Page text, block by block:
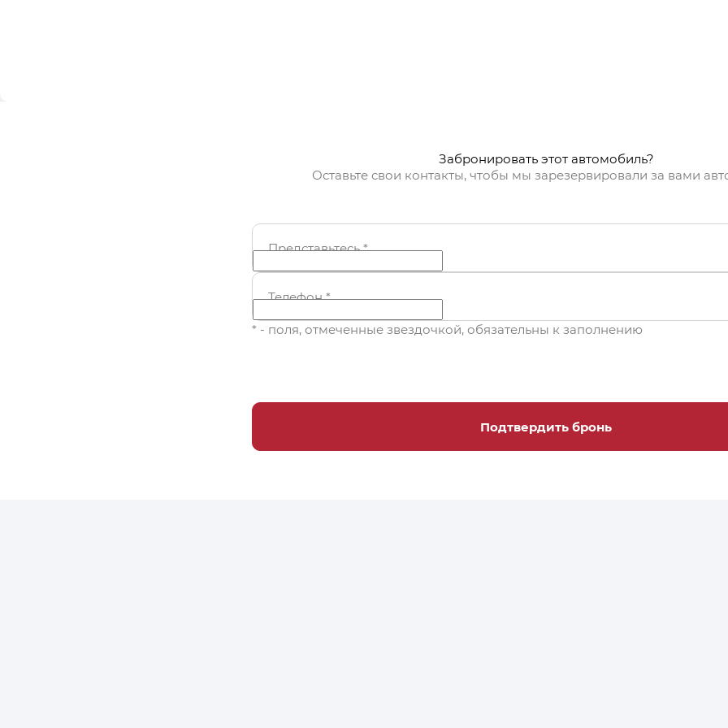
Забронировать этот автомобиль?
Оставьте свои контакты, чтобы мы зарезервировали за вами
Представьтесь*
Телефон*
* - поля, отмеченные звездочкой, обязательны к заполнению
Подтвердить бронь